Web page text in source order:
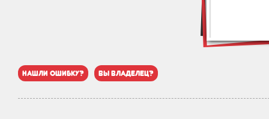
нашли ошибку? вы владелец?